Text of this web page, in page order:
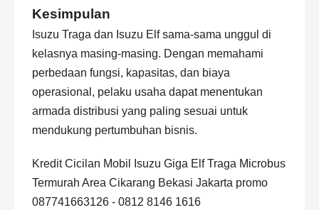
Kesimpulan
Isuzu Traga dan Isuzu Elf sama-sama unggul di
kelasnya masing-masing. Dengan memahami
perbedaan fungsi, kapasitas, dan biaya
operasional, pelaku usaha dapat menentukan
armada distribusi yang paling sesuai untuk
mendukung pertumbuhan bisnis.
Kredit Cicilan Mobil Isuzu Giga Elf Traga Microbus
Termurah Area Cikarang Bekasi Jakarta promo
087741663126 - 0812 8146 1616